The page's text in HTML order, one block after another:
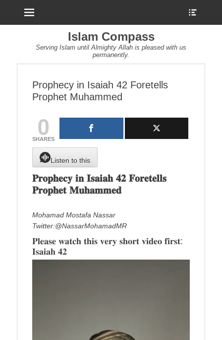
Islam Compass
Serving Islam until Almighty Allah is pleased with us
permanently.
Prophecy in Isaiah 42 Foretells
Prophet Muhammed
0
SHARES
Listen to this
𝐏𝐫𝐨𝐩𝐡𝐞𝐜𝐲 𝐢𝐧 𝐈𝐬𝐚𝐢𝐚𝐡 𝟒𝟐 𝐅𝐨𝐫𝐞𝐭𝐞𝐥𝐥𝐬
𝐏𝐫𝐨𝐩𝐡𝐞𝐭 𝐌𝐮𝐡𝐚𝐦𝐦𝐞𝐝
Mohamad Mostafa Nassar
Twitter:@NassarMohamadMR
𝐏𝐥𝐞𝐚𝐬𝐞 𝐰𝐚𝐭𝐜𝐡 𝐭𝐡𝐢𝐬 𝐯𝐞𝐫𝐲 𝐬𝐡𝐨𝐫𝐭 𝐯𝐢𝐝𝐞𝐨 𝐟𝐢𝐫𝐬𝐭:
𝐈𝐬𝐚𝐢𝐚𝐡 𝟒𝟐